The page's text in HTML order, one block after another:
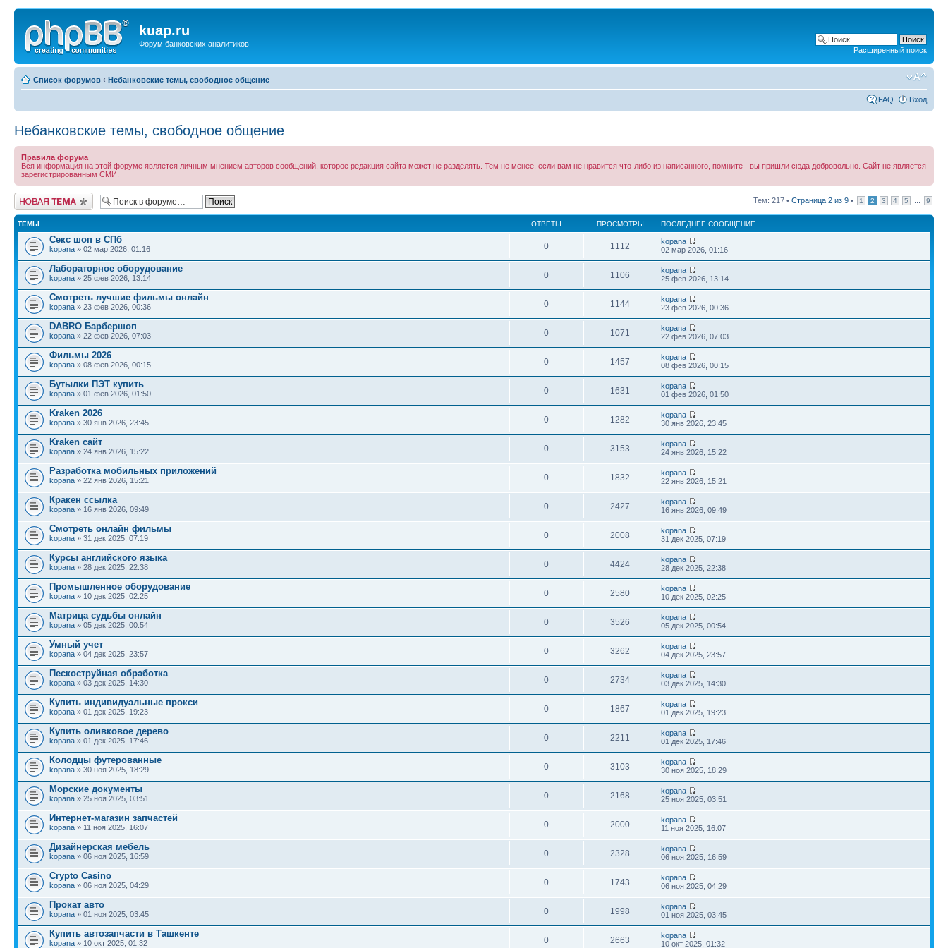
kuap.ru
Форум банковских аналитиков
Расширенный поиск
Список форумов ‹ Небанковские темы, свободное общение
FAQ Вход
Небанковские темы, свободное общение
Правила форума
Вся информация на этой форуме является личным мнением авторов сообщений, которое редакция сайта может не разделять. Тем не менее, если вам не нравится что-либо из написанного, помните - вы пришли сюда добровольно. Сайт не является
зарегистрированным СМИ.
Новая тема Тем: 217 • Страница 2 из 9 • 1 2 3 4 5 9
ТЕМЫ ОТВЕТЫ ПРОСМОТРЫ ПОСЛЕДНЕЕ СООБЩЕНИЕ
Секс шоп в СПб
kopana » 02 мар 2026, 01:16 0 1112
kopana
02 мар 2026, 01:16
Лабораторное оборудование
kopana » 25 фев 2026, 13:14 0 1106
kopana
25 фев 2026, 13:14
Смотреть лучшие фильмы онлайн
kopana » 23 фев 2026, 00:36 0 1144
kopana
23 фев 2026, 00:36
DABRO Барбершоп
kopana » 22 фев 2026, 07:03 0 1071
kopana
22 фев 2026, 07:03
Фильмы 2026
kopana » 08 фев 2026, 00:15 0 1457
kopana
08 фев 2026, 00:15
Бутылки ПЭТ купить
kopana » 01 фев 2026, 01:50 0 1631
kopana
01 фев 2026, 01:50
Kraken 2026
kopana » 30 янв 2026, 23:45 0 1282
kopana
30 янв 2026, 23:45
Kraken сайт
kopana » 24 янв 2026, 15:22 0 3153
kopana
24 янв 2026, 15:22
Разработка мобильных приложений
kopana » 22 янв 2026, 15:21 0 1832
kopana
22 янв 2026, 15:21
Кракен ссылка
kopana » 16 янв 2026, 09:49 0 2427
kopana
16 янв 2026, 09:49
Смотреть онлайн фильмы
kopana » 31 дек 2025, 07:19 0 2008
kopana
31 дек 2025, 07:19
Курсы английского языка
kopana » 28 дек 2025, 22:38 0 4424
kopana
28 дек 2025, 22:38
Промышленное оборудование
kopana » 10 дек 2025, 02:25 0 2580
kopana
10 дек 2025, 02:25
Матрица судьбы онлайн
kopana » 05 дек 2025, 00:54 0 3526
kopana
05 дек 2025, 00:54
Умный учет
kopana » 04 дек 2025, 23:57 0 3262
kopana
04 дек 2025, 23:57
Пескоструйная обработка
kopana » 03 дек 2025, 14:30 0 2734
kopana
03 дек 2025, 14:30
Купить индивидуальные прокси
kopana » 01 дек 2025, 19:23 0 1867
kopana
01 дек 2025, 19:23
Купить оливковое дерево
kopana » 01 дек 2025, 17:46 0 2211
kopana
01 дек 2025, 17:46
Колодцы футерованные
kopana » 30 ноя 2025, 18:29 0 3103
kopana
30 ноя 2025, 18:29
Морские документы
kopana » 25 ноя 2025, 03:51 0 2168
kopana
25 ноя 2025, 03:51
Интернет-магазин запчастей
kopana » 11 ноя 2025, 16:07 0 2000
kopana
11 ноя 2025, 16:07
Дизайнерская мебель
kopana » 06 ноя 2025, 16:59 0 2328
kopana
06 ноя 2025, 16:59
Crypto Casino
kopana » 06 ноя 2025, 04:29 0 1743
kopana
06 ноя 2025, 04:29
Прокат авто
kopana » 01 ноя 2025, 03:45 0 1998
kopana
01 ноя 2025, 03:45
Купить автозапчасти в Ташкенте
kopana » 10 окт 2025, 01:32 0 2663
kopana
10 окт 2025, 01:32